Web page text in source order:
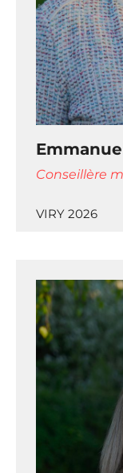
Conseillère
VIRY 2026